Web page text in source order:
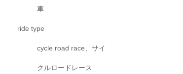
車
ride type
cycle road race、サイ
クルロードレース